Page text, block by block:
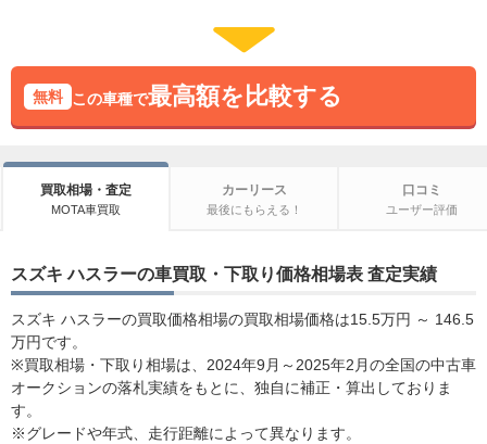
無料 この車種で最高額を比較する
買取相場・査定
MOTA車買取
カーリース
最後にもらえる！
口コミ
ユーザー評価
スズキ ハスラーの車買取・下取り価格相場表 査定実績
スズキ ハスラーの買取価格相場の買取相場価格は15.5万円 ～ 146.5
万円です。
※買取相場・下取り相場は、2024年9月～2025年2月の全国の中古車
オークションの落札実績をもとに、独自に補正・算出しておりま
す。
※グレードや年式、走行距離によって異なります。